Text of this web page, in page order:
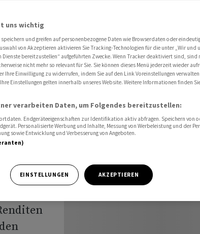
Tech-Werte
Freitag
die US-
uns wichtig
und greifen auf personenbezogene Daten wie Browserdaten oder
von Akzeptieren aktivieren Sie Tracking-Technologien für die unter „Wir und
Dienste bereitzustellen“ aufgeführten Zwecke. Wenn Tracker deaktiviert sind, sind
nicht mehr so relevant für Sie. Sie können dieses Menü jederzeit wieder
Ihre Einwilligung zu widerrufen, indem Sie auf den Link Voreinstellungen
Einstellungen gelten innerhalb unseres Website. Weitere Informationen finden
verarbeiten Daten, um Folgendes bereitzustellen:
Endgeräteeigenschaften zur Identifikation aktiv abfragen. Speichern von
Personalisierte Werbung und Inhalte, Messung von Werbeleistung und der
sowie Entwicklung und Verbesserung von Angeboten.
EINSTELLUNGEN AKZEPTIEREN